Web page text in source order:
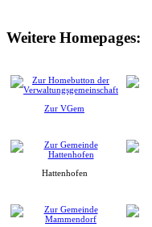
Weitere Homepages:
Zur VGem
Hattenhofen